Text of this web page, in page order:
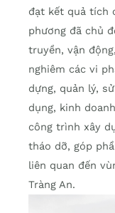
đạt kết quả tích
phương đã chủ
truyền, vận
nghiêm các vi
dựng, quản lý,
dụng, kinh
công trình xây
tháo dỡ, góp
liên quan đến
Tràng An.